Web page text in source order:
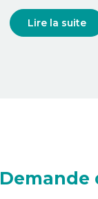
Lire la suite
Demande